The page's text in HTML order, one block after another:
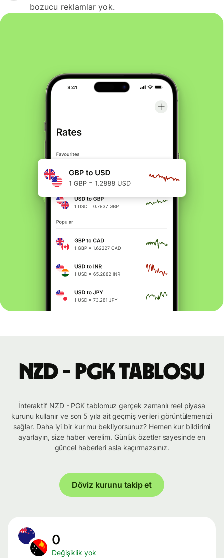
bozucu reklamlar yok.
NZD - PGK tablosu
İnteraktif NZD - PGK tablomuz gerçek zamanlı reel piyasa
kurunu kullanır ve son 5 yıla ait geçmiş verileri görüntülemenizi
sağlar. Daha iyi bir kur mu bekliyorsunuz? Hemen kur bildirimi
ayarlayın, size haber verelim. Günlük özetler sayesinde en
güncel haberleri asla kaçırmazsınız.
Döviz kurunu takip et
0
Değişiklik yok